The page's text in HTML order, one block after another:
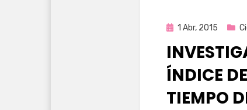
Publicada
1 Abr, 2015
ÍNDICE
TIEMPO